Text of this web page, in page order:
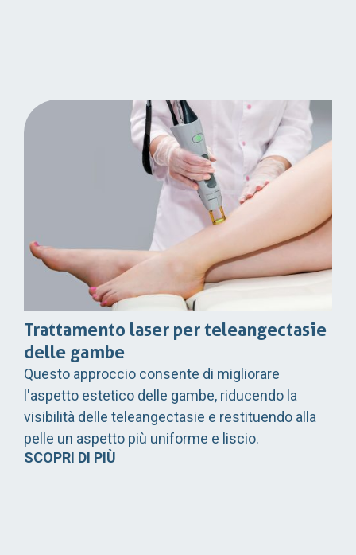
Trattamento laser per teleangectasie
delle gambe
Questo approccio consente di migliorare
l'aspetto estetico delle gambe, riducendo la
visibilità delle teleangectasie e restituendo alla
pelle un aspetto più uniforme e liscio.
SCOPRI DI PIÙ